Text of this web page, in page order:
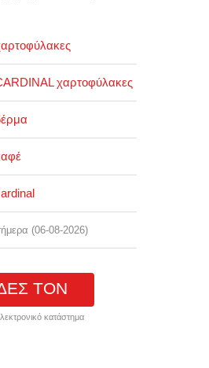
χαρτοφύλακες
(06-08-2026)
ΤΟΝ
κατάστημα